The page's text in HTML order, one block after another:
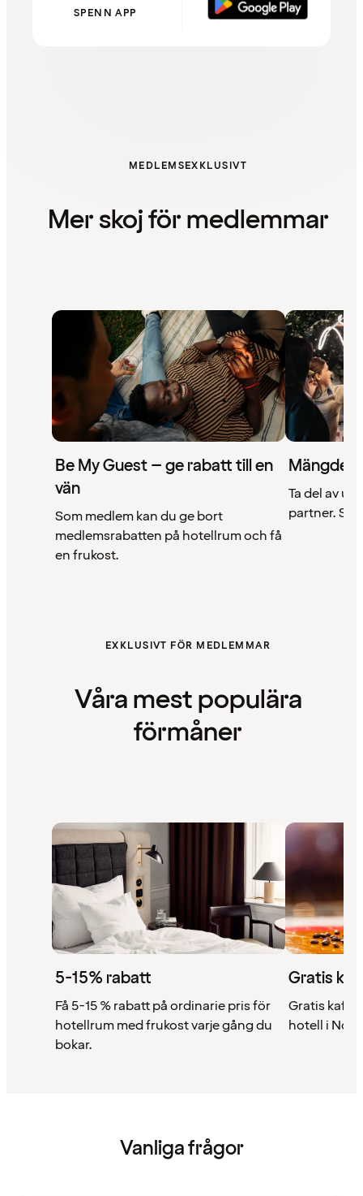
SPENN APP
MEDLEMSEXKLUSIVT
Mer skoj för medlemmar
Be My Guest – ge rabatt till en
vän
Som medlem kan du ge bort
medlemsrabatten på hotellrum och få
en frukost.
Mängder
Ta del av
partner. Se
EXKLUSIVT FÖR MEDLEMMAR
Våra mest populära
förmåner
5-15% rabatt
Få 5-15 % rabatt på ordinarie pris för
hotellrum med frukost varje gång du
bokar.
Gratis
Gratis kaffe
hotell i
Vanliga frågor